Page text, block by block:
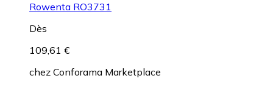
Rowenta RO3731
Dès
109,61 €
chez Conforama Marketplace